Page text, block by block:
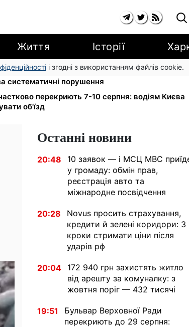
Життя Історії
і згодні з використанням файлів cookie.
— Зеленський доручив РНБО позбавляти
систематичні порушення
перекриють 7-10 серпня: водіям Києва
об'їзд
Останні новини
20:48
10 заявок — і МСЦ МВС
у громаду: обмін прав,
реєстрація авто та
міжнародне посвідчення
20:28
Novus просить страхування,
кредити й зелені коридори: 3
кроки стримати ціни після
ударів рф
20:04
172 940 грн захистять житло
від арешту за комуналку: з
жовтня поріг — 432 тисячі
19:51
Бульвар Верховної Ради
перекриють до 29 серпня: